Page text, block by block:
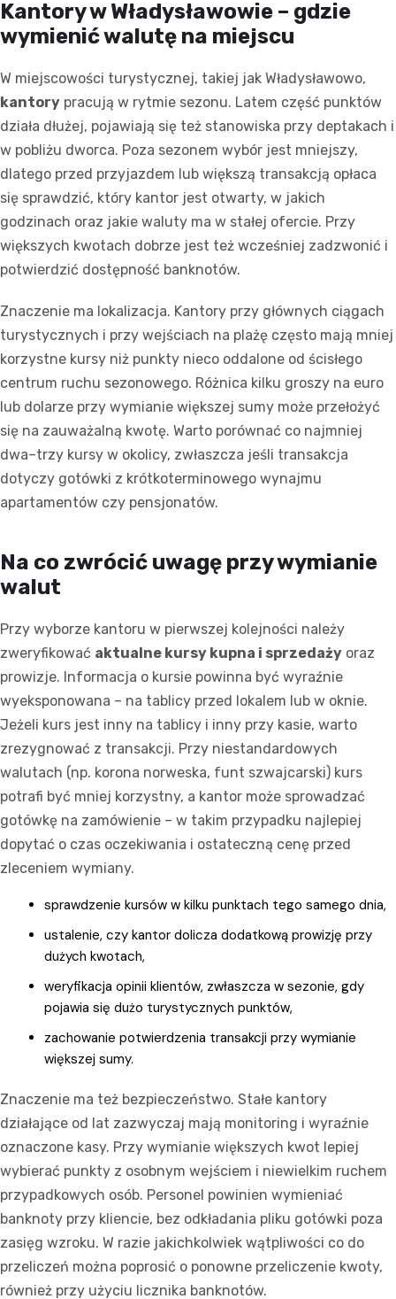
Kantory w Władysławowie – gdzie
wymienić walutę na miejscu
W miejscowości turystycznej, takiej jak Władysławowo,
kantory pracują w rytmie sezonu. Latem część punktów
działa dłużej, pojawiają się też stanowiska przy deptakach i
w pobliżu dworca. Poza sezonem wybór jest mniejszy,
dlatego przed przyjazdem lub większą transakcją opłaca
się sprawdzić, który kantor jest otwarty, w jakich
godzinach oraz jakie waluty ma w stałej ofercie. Przy
większych kwotach dobrze jest też wcześniej zadzwonić i
potwierdzić dostępność banknotów.
Znaczenie ma lokalizacja. Kantory przy głównych ciągach
turystycznych i przy wejściach na plażę często mają mniej
korzystne kursy niż punkty nieco oddalone od ścisłego
centrum ruchu sezonowego. Różnica kilku groszy na euro
lub dolarze przy wymianie większej sumy może przełożyć
się na zauważalną kwotę. Warto porównać co najmniej
dwa–trzy kursy w okolicy, zwłaszcza jeśli transakcja
dotyczy gotówki z krótkoterminowego wynajmu
apartamentów czy pensjonatów.
Na co zwrócić uwagę przy wymianie
walut
Przy wyborze kantoru w pierwszej kolejności należy
zweryfikować aktualne kursy kupna i sprzedaży oraz
prowizje. Informacja o kursie powinna być wyraźnie
wyeksponowana – na tablicy przed lokalem lub w oknie.
Jeżeli kurs jest inny na tablicy i inny przy kasie, warto
zrezygnować z transakcji. Przy niestandardowych
walutach (np. korona norweska, funt szwajcarski) kurs
potrafi być mniej korzystny, a kantor może sprowadzać
gotówkę na zamówienie – w takim przypadku najlepiej
dopytać o czas oczekiwania i ostateczną cenę przed
zleceniem wymiany.
sprawdzenie kursów w kilku punktach tego samego dnia,
ustalenie, czy kantor dolicza dodatkową prowizję przy
dużych kwotach,
weryfikacja opinii klientów, zwłaszcza w sezonie, gdy
pojawia się dużo turystycznych punktów,
zachowanie potwierdzenia transakcji przy wymianie
większej sumy.
Znaczenie ma też bezpieczeństwo. Stałe kantory
działające od lat zazwyczaj mają monitoring i wyraźnie
oznaczone kasy. Przy wymianie większych kwot lepiej
wybierać punkty z osobnym wejściem i niewielkim ruchem
przypadkowych osób. Personel powinien wymieniać
banknoty przy kliencie, bez odkładania pliku gotówki poza
zasięg wzroku. W razie jakichkolwiek wątpliwości co do
przeliczeń można poprosić o ponowne przeliczenie kwoty,
również przy użyciu licznika banknotów.